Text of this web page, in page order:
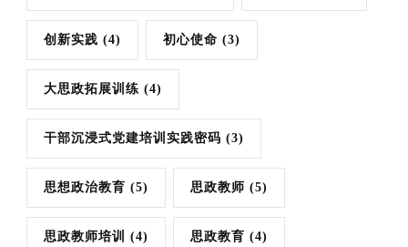
创新实践 (4) 初心使命 (3)
大思政拓展训练 (4)
干部沉浸式党建培训实践密码 (3)
思想政治教育 (5) 思政教师 (5)
思政教师培训 (4) 思政教育 (4)